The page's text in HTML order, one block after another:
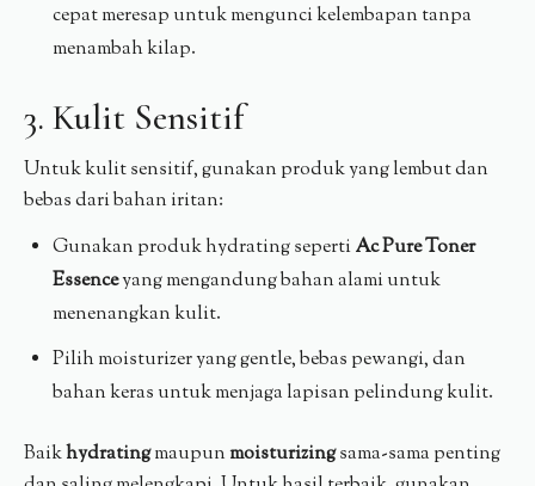
cepat meresap untuk mengunci kelembapan tanpa
menambah kilap.
3. Kulit Sensitif
Untuk kulit sensitif, gunakan produk yang lembut dan
bebas dari bahan iritan:
Gunakan produk hydrating sepertiAc Pure Toner
Essenceyang mengandung bahan alami untuk
menenangkan kulit.
Pilih moisturizer yang gentle, bebas pewangi, dan
bahan keras untuk menjaga lapisan pelindung kulit.
Baikhydratingmaupunmoisturizingsama-sama penting